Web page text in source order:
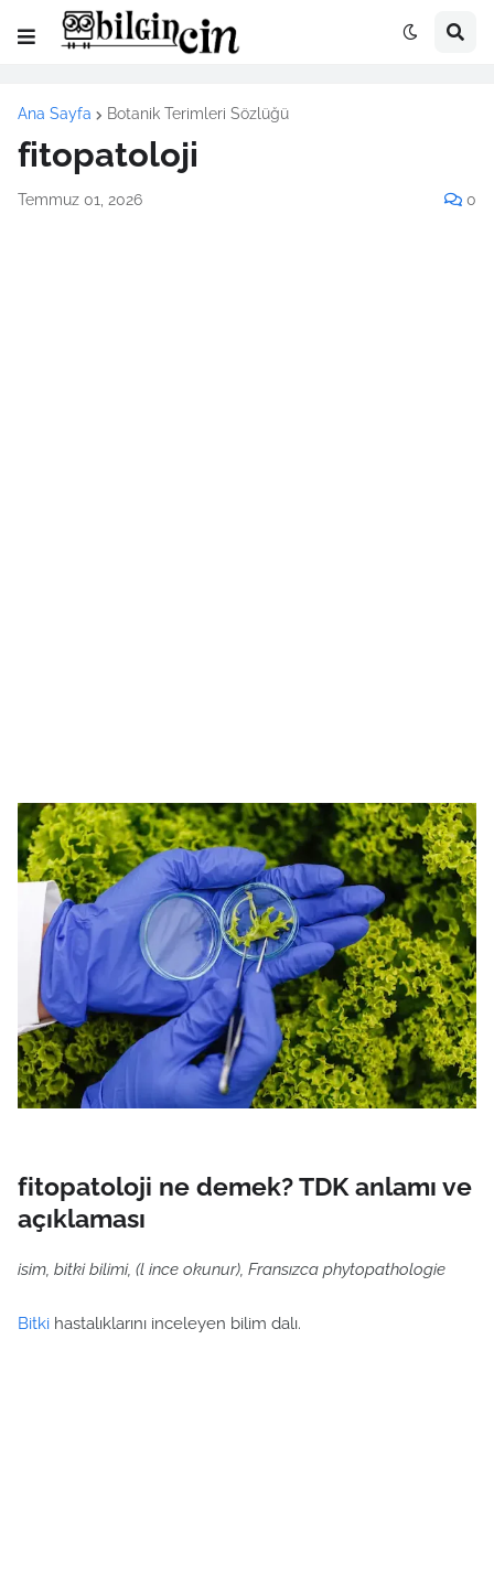
Ana Sayfa Botanik Terimleri Sözlüğü
fitopatoloji
Temmuz 01, 2026 0
fitopatoloji ne demek? TDK anlamı ve
açıklaması
isim, bitki bilimi, (l ince okunur), Fransızca phytopathologie
Bitki hastalıklarını inceleyen bilim dalı.